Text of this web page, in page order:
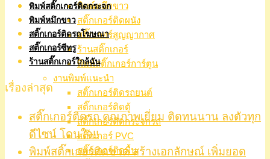
พิมพ์หมึกขาว
สติ๊กเกอร์ติดผนัง
สติ๊กเกอร์สูญญากาศ
ร้านสติ๊กเกอร์
พิมพ์สติ๊กเกอร์การ์ตูน
งานพิมพ์แนะนำ
สติ๊กเกอร์ติดรถยนต์
สติ๊กเกอร์ติดตู้
สติ๊กเกอร์ติดกระจกรถ
สติ๊กเกอร์ PVC
สติ๊กเกอร์ติดพื้น
พิมพ์สติ๊กเกอร์ติดกระจก
พิมพ์หมึกขาว
สติ๊กเกอร์ติดรถโฆษณา
สติ๊กเกอร์ซีทรู
ร้านสติ๊กเกอร์ใกล้ฉัน
เรื่องล่าสุด
สติ๊กเกอร์ติดรถ คุณภาพเยี่ยม ติดทนนาน ลงตัวทุก
ดีไซน์ โดนใจ!!
พิมพ์สติ๊กเกอร์ติดขวด สร้างเอกลักษณ์ เพิ่มยอด